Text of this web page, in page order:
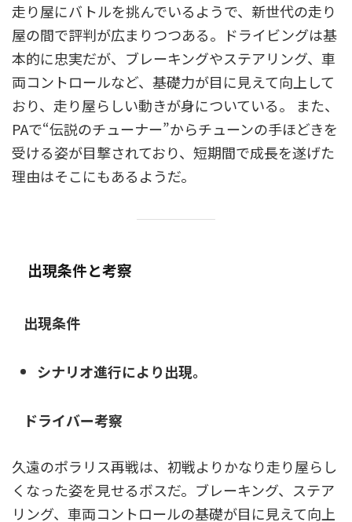
走り屋にバトルを挑んでいるようで、新世代の走り
屋の間で評判が広まりつつある。ドライビングは基
本的に忠実だが、ブレーキングやステアリング、車
両コントロールなど、基礎力が目に見えて向上して
おり、走り屋らしい動きが身についている。 また、
PAで“伝説のチューナー”からチューンの手ほどきを
受ける姿が目撃されており、短期間で成長を遂げた
理由はそこにもあるようだ。
出現条件と考察
出現条件
シナリオ進行により出現。
ドライバー考察
久遠のポラリス再戦は、初戦よりかなり走り屋らし
くなった姿を見せるボスだ。ブレーキング、ステア
リング、車両コントロールの基礎が目に見えて向上